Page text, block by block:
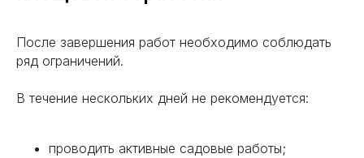
После завершения работ необходимо соблюдать
ряд ограничений.
В течение нескольких дней не рекомендуется:
проводить активные садовые работы;
Все права защищены. 2025.